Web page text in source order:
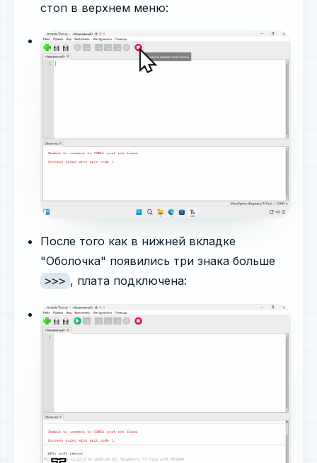
стоп в верхнем меню:
После того как в нижней вкладке
"Оболочка" появились три знака больше
>>> , плата подключена: